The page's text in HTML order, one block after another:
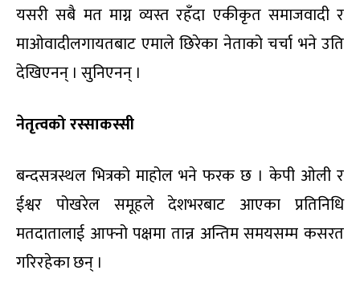
यसरी सबै मत माग्न व्यस्त रहँदा एकीकृत समाजवादी र
माओवादीलगायतबाट एमाले छिरेका नेताको चर्चा भने उति
देखिएनन् । सुनिएनन् ।
नेतृत्वको रस्साकस्सी
बन्दसत्रस्थल भित्रको माहोल भने फरक छ । केपी ओली र
ईश्वर पोखरेल समूहले देशभरबाट आएका प्रतिनिधि
मतदातालाई आफ्नो पक्षमा तान्न अन्तिम समयसम्म कसरत
गरिरहेका छन् ।